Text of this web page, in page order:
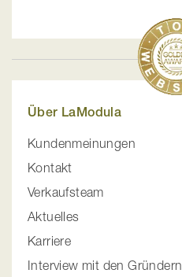
Über LaModula
Kundenmeinungen
Kontakt
Verkaufsteam
Aktuelles
Karriere
Interview mit den Gründern